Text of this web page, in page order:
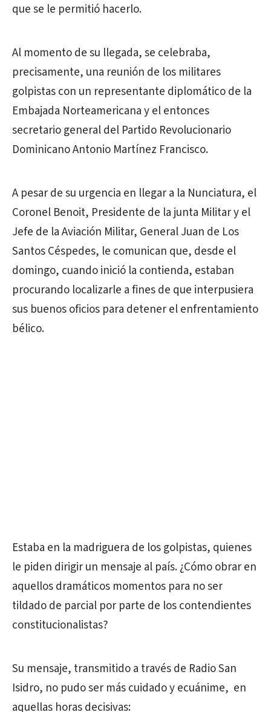
que se le permitió hacerlo.
Al momento de su llegada, se celebraba,
precisamente, una reunión de los militares
golpistas con un representante diplomático de la
Embajada Norteamericana y el entonces
secretario general del Partido Revolucionario
Dominicano Antonio Martínez Francisco.
A pesar de su urgencia en llegar a la Nunciatura, el
Coronel Benoit, Presidente de la junta Militar y el
Jefe de la Aviación Militar, General Juan de Los
Santos Céspedes, le comunican que, desde el
domingo, cuando inició la contienda, estaban
procurando localizarle a fines de que interpusiera
sus buenos oficios para detener el enfrentamiento
bélico.
Estaba en la madriguera de los golpistas, quienes
le piden dirigir un mensaje al país. ¿Cómo obrar en
aquellos dramáticos momentos para no ser
tildado de parcial por parte de los contendientes
constitucionalistas?
Su mensaje, transmitido a través de Radio San
Isidro, no pudo ser más cuidado y ecuánime, en
aquellas horas decisivas: